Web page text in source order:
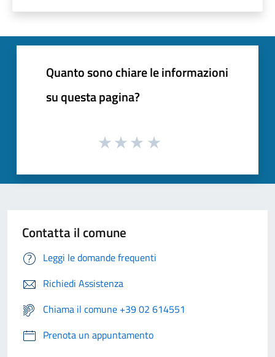
Quanto sono chiare le informazioni
su questa pagina?
Contatta il comune
Leggi le domande frequenti
Richiedi Assistenza
Chiama il comune +39 02 614551
Prenota un appuntamento